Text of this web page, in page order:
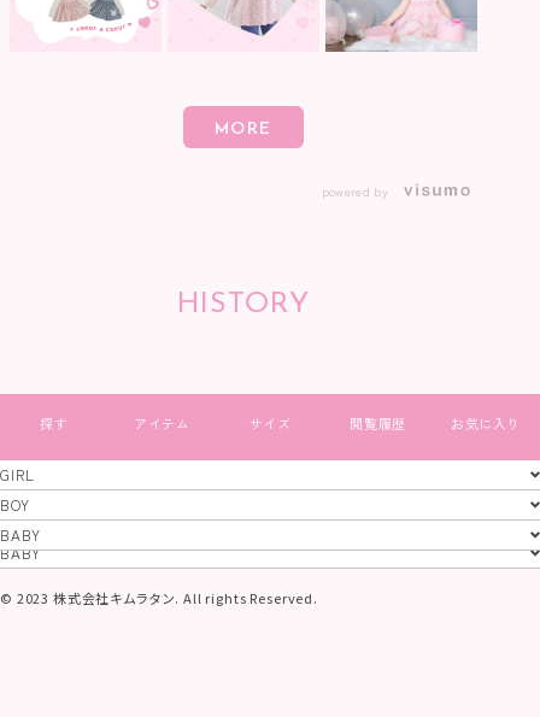
powered by
HISTORY
すべて見る
GIRL
BOY
BABY
GIRL
BOY
BABY
© 2023 株式会社キムラタン. All rights Reserved.